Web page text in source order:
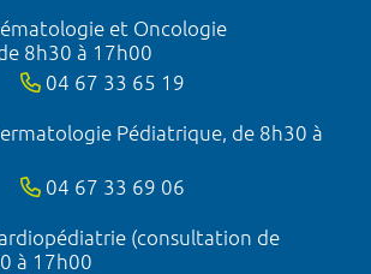
et Oncologie
8h30 à 17h00
04 67 33 65 19
Pédiatrique, de 8h30 à
04 67 33 69 06
(consultation de
à 17h00